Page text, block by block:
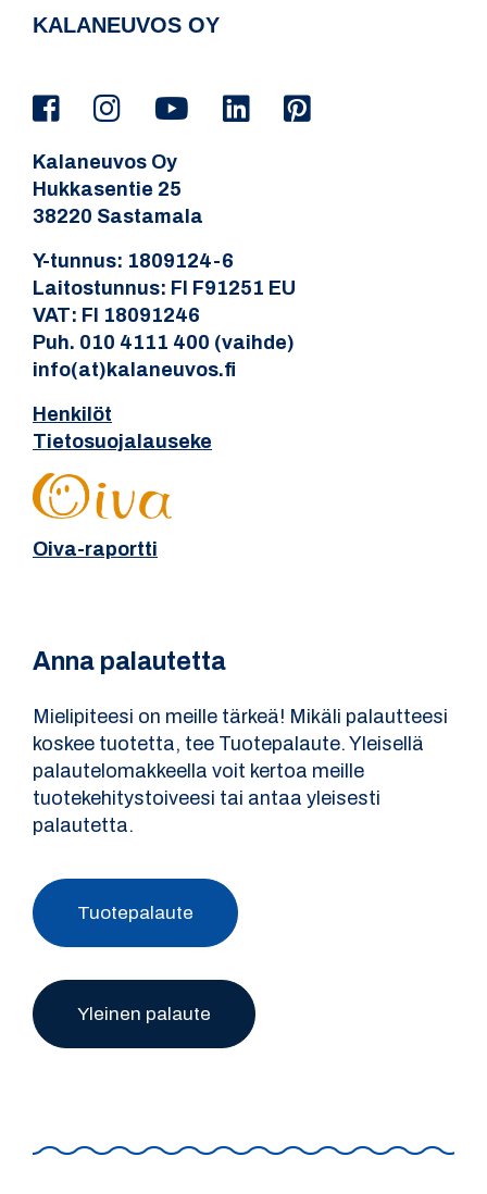
KALANEUVOS OY
Kalaneuvos Oy
Hukkasentie 25
38220 Sastamala
Y-tunnus: 1809124-6
Laitostunnus: FI F91251 EU
VAT: FI 18091246
Puh. 010 4111 400 (vaihde)
info(at)kalaneuvos.fi
Henkilöt
Tietosuojalauseke
Oiva-raportti
Anna palautetta
Mielipiteesi on meille tärkeä! Mikäli palautteesi
koskee tuotetta, tee Tuotepalaute. Yleisellä
palautelomakkeella voit kertoa meille
tuotekehitystoiveesi tai antaa yleisesti
palautetta.
Tuotepalaute
Yleinen palaute